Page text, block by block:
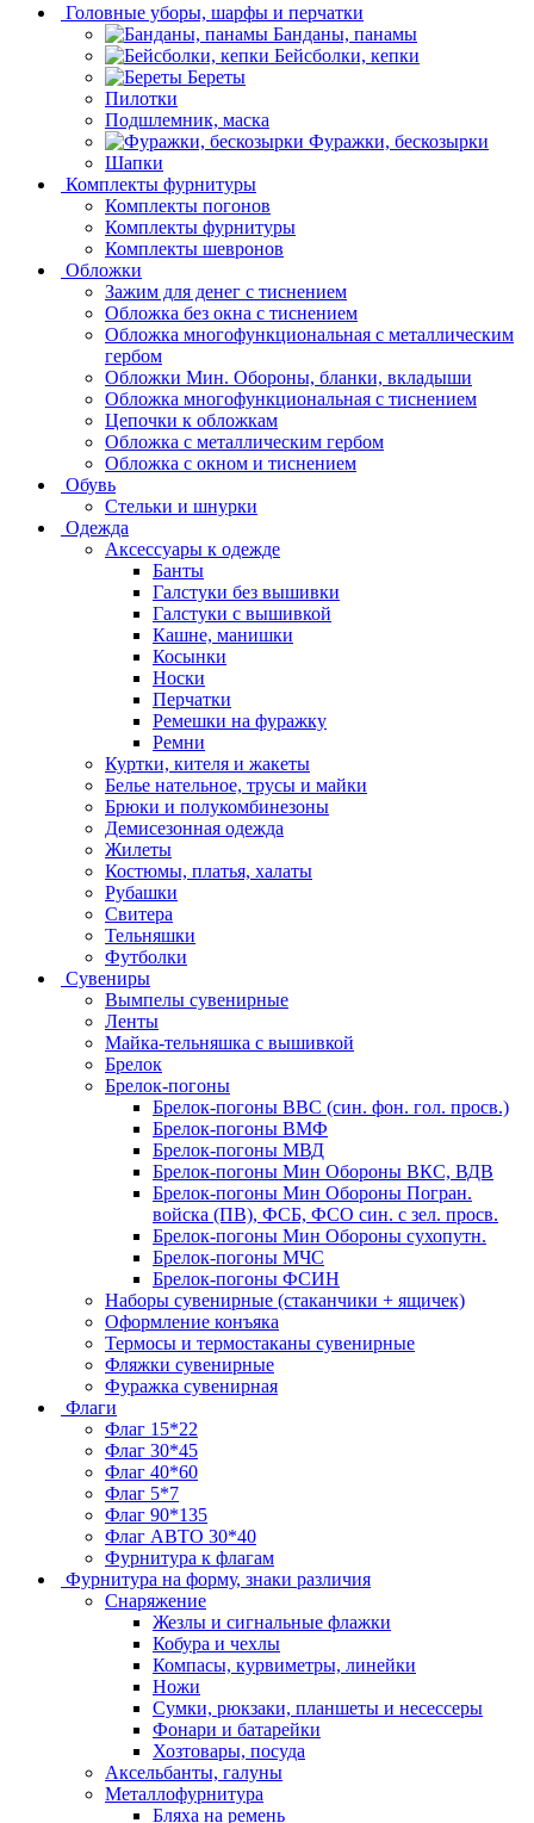
Головные уборы, шарфы и перчатки
Банданы, панамы
Бейсболки, кепки
Береты
Пилотки
Подшлемник, маска
Фуражки, бескозырки
Шапки
Комплекты фурнитуры
Комплекты погонов
Комплекты фурнитуры
Комплекты шевронов
Обложки
Зажим для денег с тиснением
Обложка без окна с тиснением
Обложка многофункциональная с металлическим
гербом
Обложки Мин. Обороны, бланки, вкладыши
Обложка многофункциональная с тиснением
Цепочки к обложкам
Обложка с металлическим гербом
Обложка с окном и тиснением
Обувь
Стельки и шнурки
Одежда
Аксессуары к одежде
Банты
Галстуки без вышивки
Галстуки с вышивкой
Кашне, манишки
Косынки
Носки
Перчатки
Ремешки на фуражку
Ремни
Куртки, кителя и жакеты
Белье нательное, трусы и майки
Брюки и полукомбинезоны
Демисезонная одежда
Жилеты
Костюмы, платья, халаты
Рубашки
Свитера
Тельняшки
Футболки
Сувениры
Вымпелы сувенирные
Ленты
Майка-тельняшка с вышивкой
Брелок
Брелок-погоны
Брелок-погоны ВВС (син. фон. гол. просв.)
Брелок-погоны ВМФ
Брелок-погоны МВД
Брелок-погоны Мин Обороны ВКС, ВДВ
Брелок-погоны Мин Обороны Погран.
войска (ПВ), ФСБ, ФСО син. с зел. просв.
Брелок-погоны Мин Обороны сухопутн.
Брелок-погоны МЧС
Брелок-погоны ФСИН
Наборы сувенирные (стаканчики + ящичек)
Оформление конъяка
Термосы и термостаканы сувенирные
Фляжки сувенирные
Фуражка сувенирная
Флаги
Флаг 15*22
Флаг 30*45
Флаг 40*60
Флаг 5*7
Флаг 90*135
Флаг АВТО 30*40
Фурнитура к флагам
Фурнитура на форму, знаки различия
Снаряжение
Жезлы и сигнальные флажки
Кобура и чехлы
Компасы, курвиметры, линейки
Ножи
Сумки, рюкзаки, планшеты и несессеры
Фонари и батарейки
Хозтовары, посуда
Аксельбанты, галуны
Металлофурнитура
Бляха на ремень